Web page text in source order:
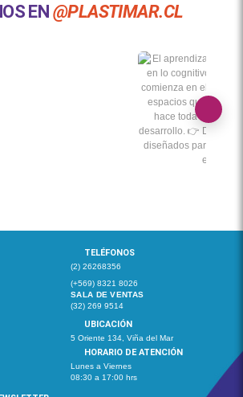
EN@PLASTIMAR.CL
TELÉFONOS
(2) 26268356
(+569) 8321 8026
SALA DE VENTAS
(32) 269 9514
UBICACIÓN
5 Oriente 134, Viña del Mar
HORARIO DE ATENCIÓN
Lunes a Viernes
08:30 a 17:00 hrs